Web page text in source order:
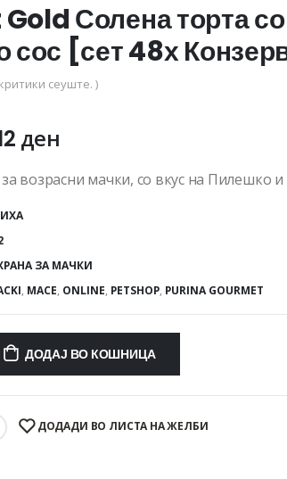
Солена торта
сос [сет 48х
сеуште. )
ден
возрасни мачки, со вкус на Пилешко
ЗА МАЧКИ
, MACE, ONLINE, PETSHOP, PURINA GOURMET
ДОДАЈ ВО КОШНИЦА
ДОДАДИ ВО ЛИСТА НА ЖЕЛБИ